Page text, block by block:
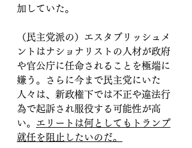
加していた。
（民主党派の）エスタブリッシュメ
ントはナショナリストの人材が政府
や官公庁に任命されることを極端に
嫌う。さらに今まで民主党にいた
人々は、新政権下では不正や違法行
為で起訴され服役する可能性が高
い。 エリートは何としてもトランプ
就任を阻止したいのだ。